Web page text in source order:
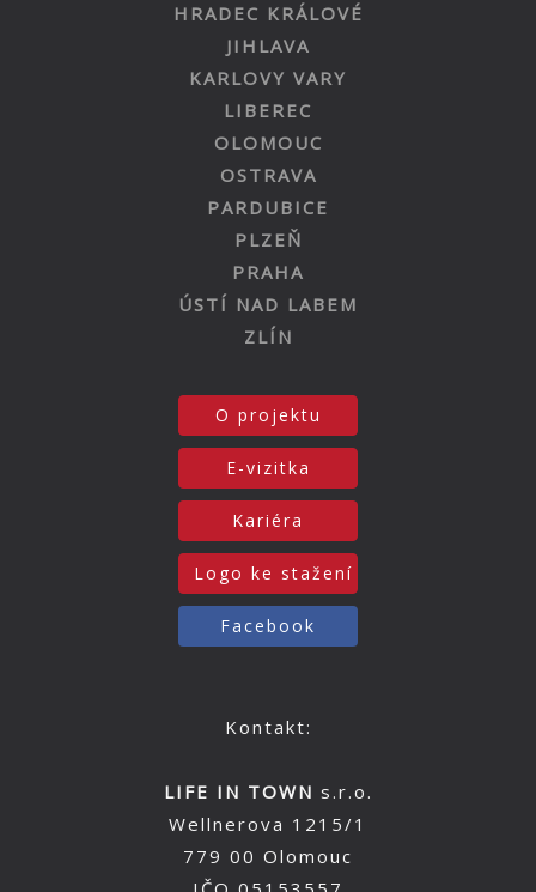
HRADEC KRÁLOVÉ
JIHLAVA
KARLOVY VARY
LIBEREC
OLOMOUC
OSTRAVA
PARDUBICE
PLZEŇ
PRAHA
ÚSTÍ NAD LABEM
ZLÍN
O projektu
E-vizitka
Kariéra
Logo ke stažení
Facebook
Kontakt:
LIFE IN TOWN s.r.o.
Wellnerova 1215/1
779 00 Olomouc